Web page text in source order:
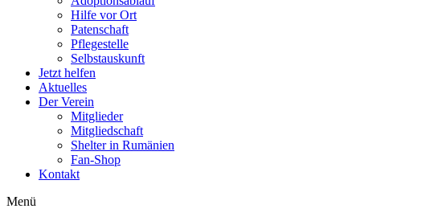
Hilfe vor Ort
Patenschaft
Pflegestelle
Selbstauskunft
Jetzt helfen
Aktuelles
Der Verein
Mitglieder
Mitgliedschaft
Shelter in Rumänien
Fan-Shop
Kontakt
Menü